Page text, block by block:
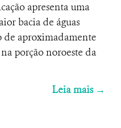
apresenta uma
bacia de águas
de aproximadamente
porção noroeste da
Leia mais →